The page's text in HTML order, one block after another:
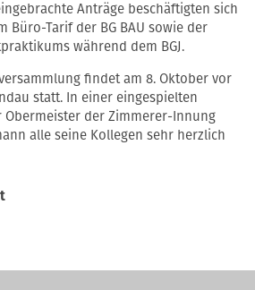
Anträge beschäftigten sich
Büro-Tarif der BG BAU sowie der
während dem BGJ.
findet am 8. Oktober vor
statt. In einer eingespielten
der Zimmerer-Innung
alle seine Kollegen sehr herzlich